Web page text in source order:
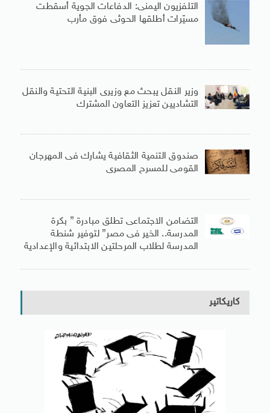
التلفزيون اليمنى: الدفاعات الجوية أسقطت
مسيّرات أطلقها الحوثى فوق مأرب
وزير النقل يبحث مع وزيرى البنية التحتية والنقل
التشاديين تعزيز التعاون المشترك
صندوق التنمية الثقافية يشارك فى المهرجان
القومى للمسرح المصرى
التضامن الاجتماعى تطلق مبادرة ” بكرة
المدرسة.. الخير فى مصر” لتوفير شنطة
المدرسة لطلاب المرحلتين الابتدائية والإعدادية
كاريكاتير